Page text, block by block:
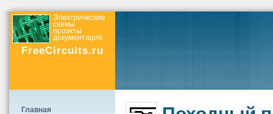
Электрические
схемы
проэкты
документация
FreeCircuits.ru
Главная